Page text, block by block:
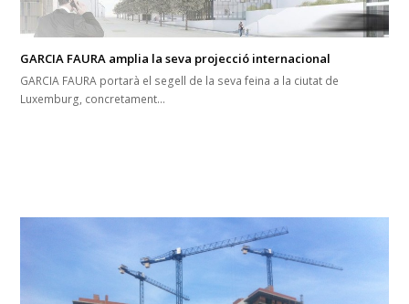
GARCIA FAURA amplia la seva projecció internacional
GARCIA FAURA portarà el segell de la seva feina a la ciutat de
Luxemburg, concretament…